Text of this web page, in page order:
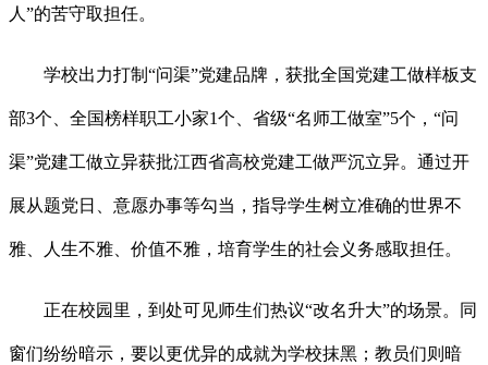
人”的苦守取担任。
学校出力打制“问渠”党建品牌，获批全国党建工做样板支
部3个、全国榜样职工小家1个、省级“名师工做室”5个，“问
渠”党建工做立异获批江西省高校党建工做严沉立异。通过开
展从题党日、意愿办事等勾当，指导学生树立准确的世界不
雅、人生不雅、价值不雅，培育学生的社会义务感取担任。
正在校园里，到处可见师生们热议“改名升大”的场景。同
窗们纷纷暗示，要以更优异的成就为学校抹黑；教员们则暗